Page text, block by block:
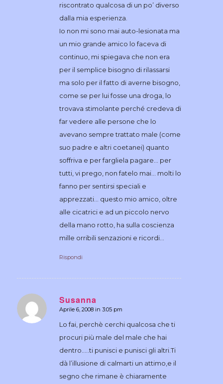
riscontrato qualcosa di un po’ diverso
dalla mia esperienza.
Io non mi sono mai auto-lesionata ma
un mio grande amico lo faceva di
continuo, mi spiegava che non era
per il semplice bisogno di rilassarsi
ma solo per il fatto di averne bisogno,
come se per lui fosse una droga, lo
trovava stimolante perché credeva di
far vedere alle persone che lo
avevano sempre trattato male (come
suo padre e altri coetanei) quanto
soffriva e per fargliela pagare… per
tutti, vi prego, non fatelo mai… molti lo
fanno per sentirsi speciali e
apprezzati… questo mio amico, oltre
alle cicatrici e ad un piccolo nervo
della mano rotto, ha sulla coscienza
mille orribili senzazioni e ricordi…
Rispondi
Susanna
dice:
Aprile 6, 2008 in 3:05 pm
Lo fai, perchè cerchi qualcosa che ti
procuri più male del male che hai
dentro…..ti punisci e punisci gli altri.Ti
dà l’illusione di calmarti un attimo,e il
segno che rimane è chiaramente